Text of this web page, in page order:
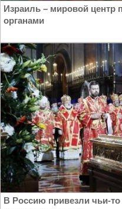
Израиль – мировой центр
органами
В Россию привезли чьи-то